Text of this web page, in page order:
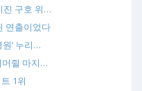
진 구호 위…
연출이었다
’ 누리…
머쥘 마지…
1위